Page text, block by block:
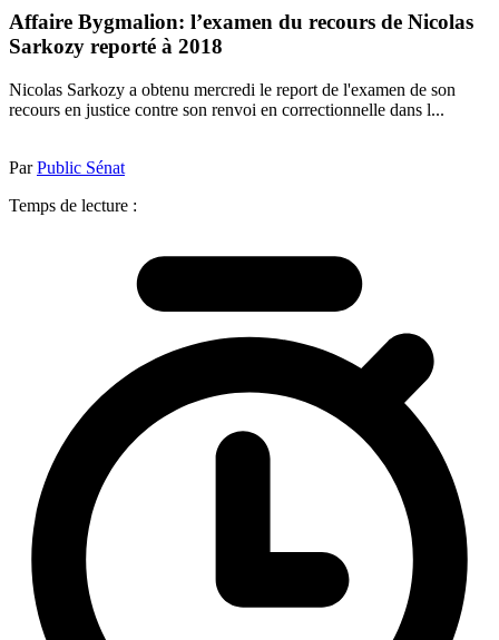
Affaire Bygmalion: l’examen du recours de Nicolas
Sarkozy reporté à 2018
Nicolas Sarkozy a obtenu mercredi le report de l'examen de son
recours en justice contre son renvoi en correctionnelle dans l...
ParPublic Sénat
Temps de lecture :